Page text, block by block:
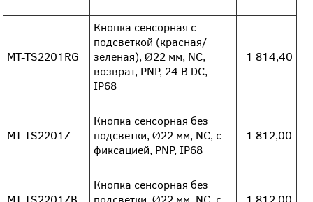
MT-TS2201RG
Кнопка сенсорная с
подсветкой (красная/
зеленая), Ø22 мм, NC,
возврат, PNP, 24 В DC,
IP68
1 814,40
MT-TS2201Z
Кнопка сенсорная без
подсветки, Ø22 мм, NC, с
фиксацией, PNP, IP68
1 812,00
MT-TS2201ZB
Кнопка сенсорная без
подсветки, Ø22 мм, NC, с
1 812,00